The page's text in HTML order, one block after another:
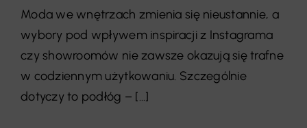
Moda we wnętrzach zmienia się nieustannie, a
wybory pod wpływem inspiracji z Instagrama
czy showroomów nie zawsze okazują się trafne
w codziennym użytkowaniu. Szczególnie
dotyczy to podłóg – [...]